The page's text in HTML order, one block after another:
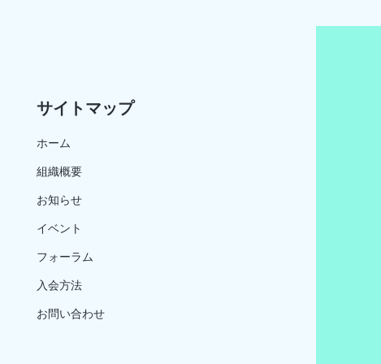
サイトマップ
ホーム
組織概要
お知らせ
イベント
​フォーラム
入会方法
お問い合わせ